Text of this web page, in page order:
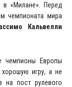
в «Милане». Перед
чемпионата мира
Кальвелли
чемпионы Европы
хорошую игру, а не
на пост рулевого